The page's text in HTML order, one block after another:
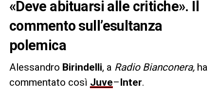
«Deve abituarsi alle critiche». Il
commento sull’esultanza
polemica
Alessandro Birindelli, a Radio Bianconera,ha
commentato così Juve–Inter.